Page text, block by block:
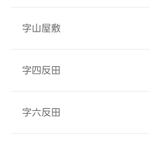
字山屋敷
字四反田
字六反田